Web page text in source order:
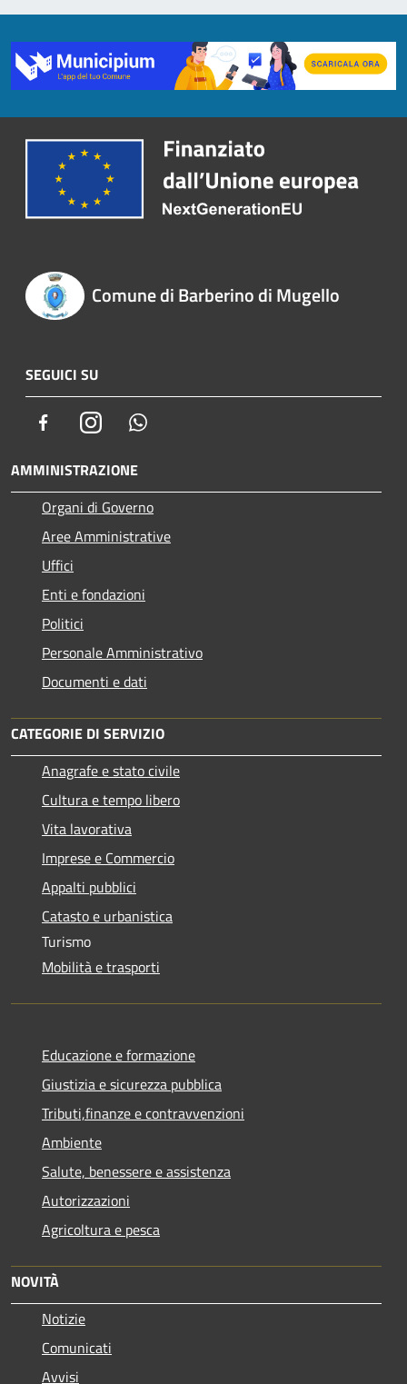
Comune di Barberino di Mugello
SEGUICI SU
FacebookInstagram
AMMINISTRAZIONE
Organi di Governo
Aree Amministrative
Uffici
Enti e fondazioni
Politici
Personale Amministrativo
Documenti e dati
CATEGORIE DI SERVIZIO
Anagrafe e stato civile
Cultura e tempo libero
Vita lavorativa
Imprese e Commercio
Appalti pubblici
Catasto e urbanistica
Turismo
Mobilità e trasporti
Educazione e formazione
Giustizia e sicurezza pubblica
Tributi,finanze e contravvenzioni
Ambiente
Salute, benessere e assistenza
Autorizzazioni
Agricoltura e pesca
NOVITÀ
Notizie
Comunicati
Avvisi